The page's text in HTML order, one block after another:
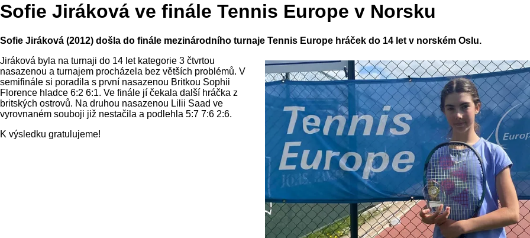
Sofie Jiráková ve finále Tennis Europe v Norsku
Sofie Jiráková (2012) došla do finále mezinárodního turnaje Tennis Europe hráček do 14 let v norském Oslu.
Jiráková byla na turnaji do 14 let kategorie 3 čtvrtou
nasazenou a turnajem procházela bez větších problémů. V
semifinále si poradila s první nasazenou Britkou Sophii
Florence hladce 6:2 6:1. Ve finále jí čekala další hráčka z
britských ostrovů. Na druhou nasazenou Lilii Saad ve
vyrovnaném souboji již nestačila a podlehla 5:7 7:6 2:6.
K výsledku gratulujeme!